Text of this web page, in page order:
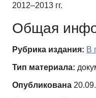
2012–2013 гг.
Общая
Рубрика издания: В
Тип материала:
Опубликована